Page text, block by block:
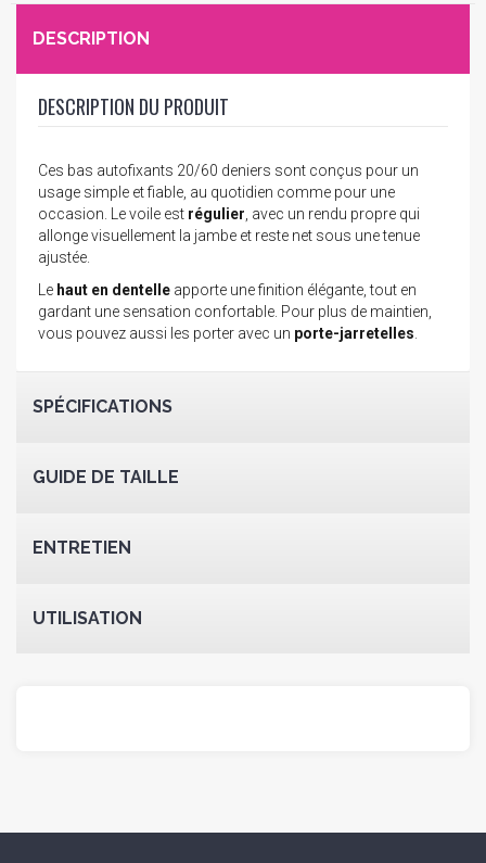
DESCRIPTION
DESCRIPTION DU PRODUIT
Ces bas autofixants 20/60 deniers sont conçus pour un
usage simple et fiable, au quotidien comme pour une
occasion. Le voile est régulier , avec un rendu propre qui
allonge visuellement la jambe et reste net sous une tenue
ajustée.
Le haut en dentelle apporte une finition élégante, tout en
gardant une sensation confortable. Pour plus de maintien,
vous pouvez aussi les porter avec un porte-jarretelles
SPÉCIFICATIONS
GUIDE DE TAILLE
ENTRETIEN
UTILISATION